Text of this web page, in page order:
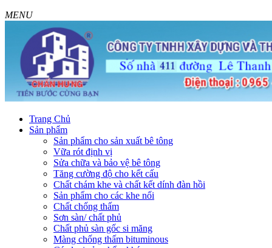
MENU
Trang Chủ
Sản phẩm
Sản phẩm cho sản xuất bê tông
Vữa rót định vị
Sửa chữa và bảo vệ bê tông
Tăng cường độ cho kết cấu
Chất chám khe và chất kết dính đàn hồi
Sản phẩm cho các khe nối
Chất chống thấm
Sơn sàn/ chất phủ
Chất phủ sàn gốc si măng
Màng chống thấm bituminous